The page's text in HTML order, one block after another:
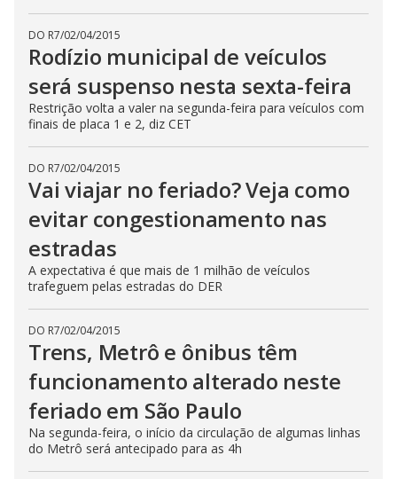
DO R7/02/04/2015
Rodízio municipal de veículos
será suspenso nesta sexta-feira
Restrição volta a valer na segunda-feira para veículos com
finais de placa 1 e 2, diz CET
DO R7/02/04/2015
Vai viajar no feriado? Veja como
evitar congestionamento nas
estradas
A expectativa é que mais de 1 milhão de veículos
trafeguem pelas estradas do DER
DO R7/02/04/2015
Trens, Metrô e ônibus têm
funcionamento alterado neste
feriado em São Paulo
Na segunda-feira, o início da circulação de algumas linhas
do Metrô será antecipado para as 4h